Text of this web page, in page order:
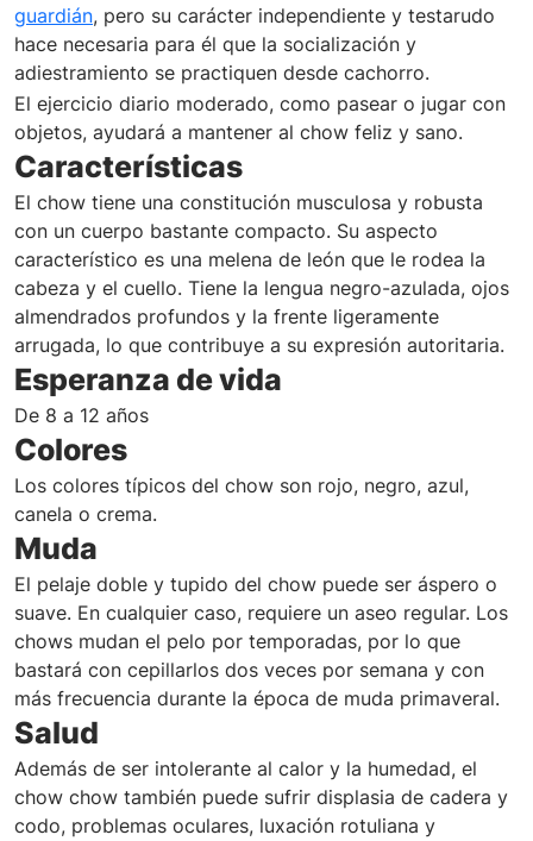
guardián, pero su carácter independiente y testarudo
hace necesaria para él que la socialización y
adiestramiento se practiquen desde cachorro.
El ejercicio diario moderado, como pasear o jugar con
objetos, ayudará a mantener al chow feliz y sano.
Características
El chow tiene una constitución musculosa y robusta
con un cuerpo bastante compacto. Su aspecto
característico es una melena de león que le rodea la
cabeza y el cuello. Tiene la lengua negro-azulada, ojos
almendrados profundos y la frente ligeramente
arrugada, lo que contribuye a su expresión autoritaria.
Esperanza de vida
De 8 a 12 años
Colores
Los colores típicos del chow son rojo, negro, azul,
canela o crema.
Muda
El pelaje doble y tupido del chow puede ser áspero o
suave. En cualquier caso, requiere un aseo regular. Los
chows mudan el pelo por temporadas, por lo que
bastará con cepillarlos dos veces por semana y con
más frecuencia durante la época de muda primaveral.
Salud
Además de ser intolerante al calor y la humedad, el
chow chow también puede sufrir displasia de cadera y
codo, problemas oculares, luxación rotuliana y